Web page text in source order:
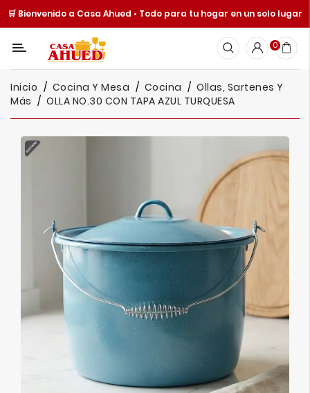
🛒 Bienvenido a Casa Ahued • Todo para tu hogar en un solo lugar
Categoría
Cocina
Y
Mesa
Hogar
Juguetería
Más
0
Inicio Cocina Y Mesa Cocina
Ollas, Sartenes Y
Más
OLLA NO.30 CON TAPA AZUL TURQUESA